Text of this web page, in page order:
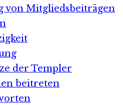
von Mitgliedsbeiträgen
der Templer
beitreten